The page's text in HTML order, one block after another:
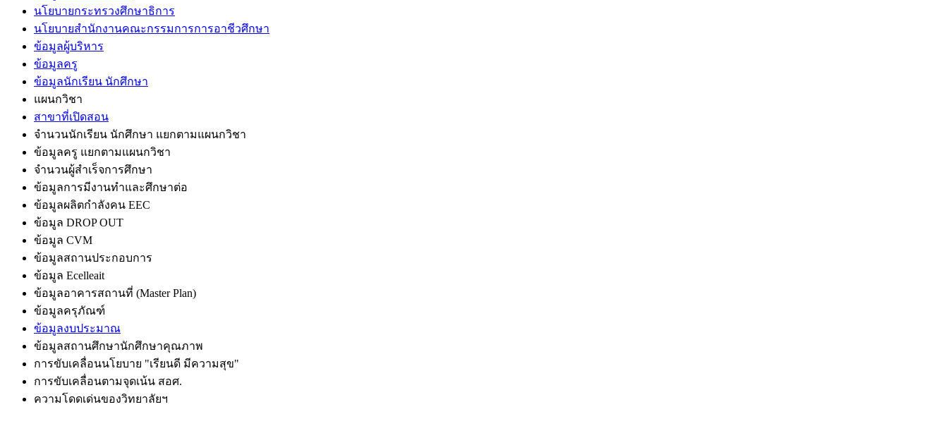
นโยบายกระทรวงศึกษาธิการ
นโยบายสำนักงานคณะกรรมการการอาชีวศึกษา
ข้อมูลผู้บริหาร
ข้อมูลครู
ข้อมูลนักเรียน นักศึกษา
แผนกวิชา
สาขาที่เปิดสอน
จำนวนนักเรียน นักศึกษา แยกตามแผนกวิชา
ข้อมูลครู แยกตามแผนกวิชา
จำนวนผู้สำเร็จการศึกษา
ข้อมูลการมีงานทำและศึกษาต่อ
ข้อมูลผลิตกำลังคน EEC
ข้อมูล DROP OUT
ข้อมูล CVM
ข้อมูลสถานประกอบการ
ข้อมูล Ecelleait
ข้อมูลอาคารสถานที่ (Master Plan)
ข้อมูลครุภัณฑ์
ข้อมูลงบประมาณ
ข้อมูลสถานศึกษานักศึกษาคุณภาพ
การขับเคลื่อนนโยบาย "เรียนดี มีความสุข"
การขับเคลื่อนตามจุดเน้น สอศ.
ความโดดเด่นของวิทยาลัยฯ